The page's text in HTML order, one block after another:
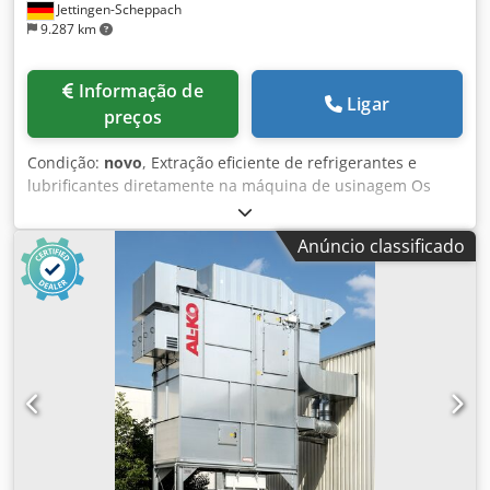
Jettingen-Scheppach
9.287 km
preços
Ligar
Condição: novo, Extração eficiente de refrigerantes e
lubrificantes diretamente na máquina de usinagem Os
dois modelos padrão AL-KO OIL JET 600 e OIL JET 1200 são
a solução ideal para a extração direta de névoa de óleo e
emulsão em todos os tornos, retificadoras e fresadoras
convencionais. Csdpfxowwt Tlj Apisrf Áreas de aplicação:
Os dispositivos AL-KO OIL JET são utilizados em todos os
lugares onde, em modernas máquinas de usinagem, as
névoas de óleo e emulsão geradas durante o processo de
fabricação devem ser extraídas diretamente da área de
trabalho. Dependendo do tamanho do espaço de trabalho,
do tempo de operação e do tipo de refrigerante utilizado,
pode ser utilizado o modelo OIL JET 600 ou o modelo mais
potente OIL JET 1200. Os dispositivos AL-KO OIL JET são
adequados para todos os fluidos de
Anúncio classificado